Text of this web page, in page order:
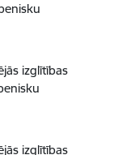
izglītības
izglītības